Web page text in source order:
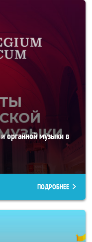
органной музыки в
ПОДРОБНЕЕ